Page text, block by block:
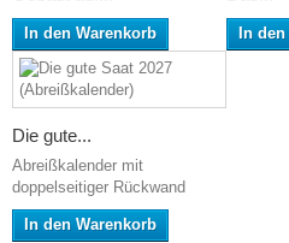
In den Warenkorb In den
Die gute...
Abreißkalender mit
doppelseitiger Rückwand
In den Warenkorb